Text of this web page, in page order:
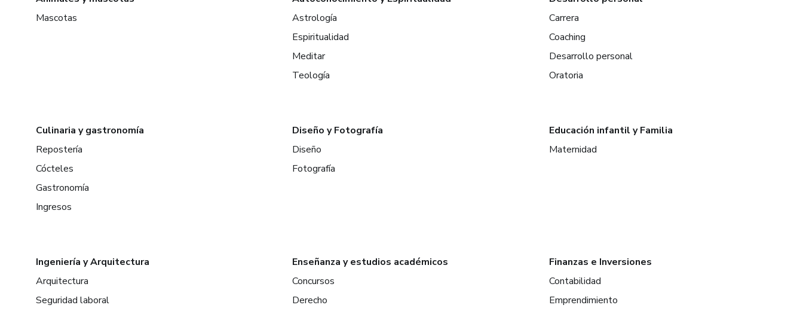
Mascotas
Astrología
Espiritualidad
Meditar
Teología
Carrera
Coaching
Desarrollo personal
Oratoria
Culinaria y gastronomía
Repostería
Cócteles
Gastronomía
Ingresos
Diseño y Fotografía
Diseño
Fotografía
Educación infantil y Familia
Maternidad
Ingeniería y Arquitectura
Arquitectura
Seguridad laboral
Enseñanza y estudios académicos
Concursos
Derecho
Finanzas e Inversiones
Contabilidad
Emprendimiento